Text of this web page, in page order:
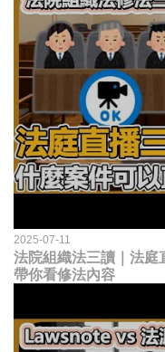
2025-07-11
法院組織法三讀｜法庭
帶你看修法內容